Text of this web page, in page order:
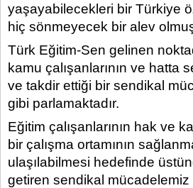
yaşayabilecekleri bir Türkiye
hiç sönmeyecek bir alev
Türk Eğitim-Sen gelinen
kamu çalışanlarının ve
ve takdir ettiği bir sendikal
gibi parlamaktadır.
Eğitim çalışanlarının hak ve
bir çalışma ortamının
ulaşılabilmesi hedefinde
getiren sendikal mücadelemiz